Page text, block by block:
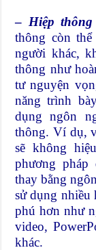
– Hiệp
thông còn
người khác,
thông như
tư nguyện
năng trình
dụng ngôn
thông. Ví dụ,
sẽ không
phương pháp
thay bằng
sử dụng nhiều
phú hơn như
video,
khác.